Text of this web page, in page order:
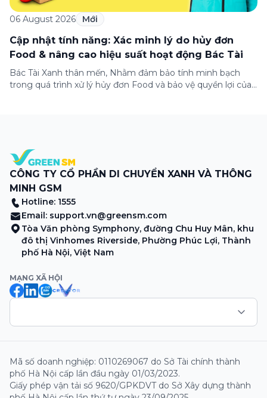
06 August 2026 Mới
Cập nhật tính năng: Xác minh lý do hủy đơn
Food & nâng cao hiệu suất hoạt động Bác Tài
Bác Tài Xanh thân mến, Nhằm đảm bảo tính minh bạch
trong quá trình xử lý hủy đơn Food và bảo vệ quyền lợi của
CÔNG TY CỔ PHẦN DI CHUYỂN XANH VÀ THÔNG
MINH GSM
Hotline: 1555
Email: support.vn@greensm.com
Tòa Văn phòng Symphony, đường Chu Huy Mân, khu
đô thị Vinhomes Riverside, Phường Phúc Lợi, Thành
phố Hà Nội, Việt Nam
MẠNG XÃ HỘI
Mã số doanh nghiệp: 0110269067 do Sở Tài chính thành
phố Hà Nội cấp lần đầu ngày 01/03/2023.
Giấy phép vận tải số 9620/GPKDVT do Sở Xây dựng thành